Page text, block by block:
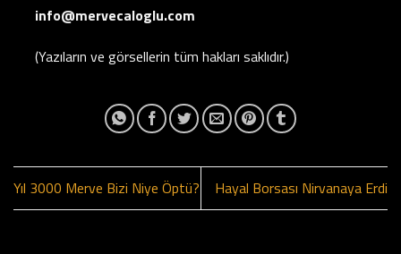
info@mervecaloglu.com
(Yazıların ve görsellerin tüm hakları saklıdır.)
Yıl 3000 Merve Bizi Niye Öptü? Hayal Borsası Nirvanaya Erdi